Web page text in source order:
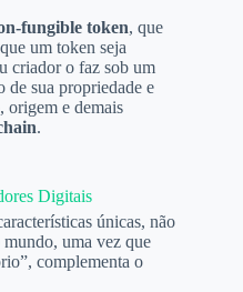
fungible token, que
um token seja
criador o faz sob um
de sua propriedade e
origem e demais
.
únicas, não
uma vez que
complementa o